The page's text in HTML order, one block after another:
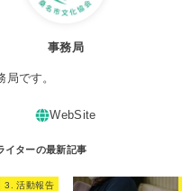
事務局
です。
3. 活動報告